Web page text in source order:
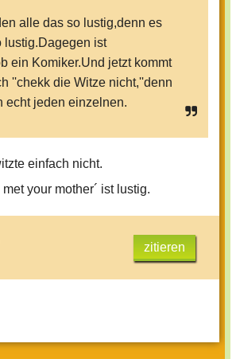
alle das so lustig,denn es
lustig.Dagegen ist
ein Komiker.Und jetzt kommt
''chekk die Witze nicht,''denn
echt jeden einzelnen.
einfach nicht.
your mother´ ist lustig.
zitieren